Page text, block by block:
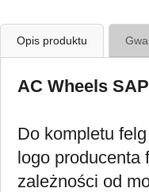
Opis produktu
AC Wheels
Do kompletu felg
logo producenta
zależności od